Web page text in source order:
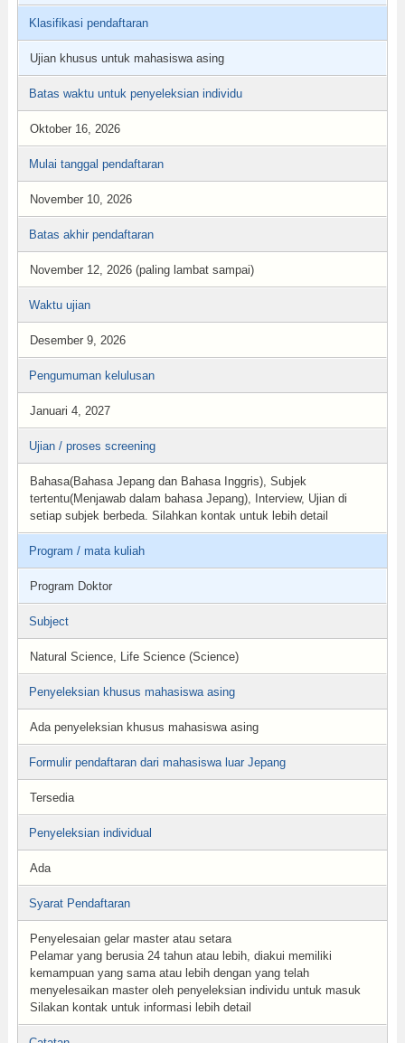
Klasifikasi pendaftaran
Ujian khusus untuk mahasiswa asing
Batas waktu untuk penyeleksian individu
Oktober 16, 2026
Mulai tanggal pendaftaran
November 10, 2026
Batas akhir pendaftaran
November 12, 2026 (paling lambat sampai)
Waktu ujian
Desember 9, 2026
Pengumuman kelulusan
Januari 4, 2027
Ujian / proses screening
Bahasa(Bahasa Jepang dan Bahasa Inggris), Subjek
tertentu(Menjawab dalam bahasa Jepang), Interview, Ujian di
setiap subjek berbeda. Silahkan kontak untuk lebih detail
Program / mata kuliah
Program Doktor
Subject
Natural Science, Life Science (Science)
Penyeleksian khusus mahasiswa asing
Ada penyeleksian khusus mahasiswa asing
Formulir pendaftaran dari mahasiswa luar Jepang
Tersedia
Penyeleksian individual
Ada
Syarat Pendaftaran
Penyelesaian gelar master atau setara
Pelamar yang berusia 24 tahun atau lebih, diakui memiliki
kemampuan yang sama atau lebih dengan yang telah
menyelesaikan master oleh penyeleksian individu untuk masuk
Silakan kontak untuk informasi lebih detail